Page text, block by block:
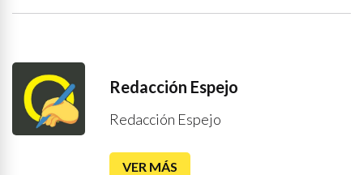
Redacción Espejo
Redacción Espejo
VER MÁS